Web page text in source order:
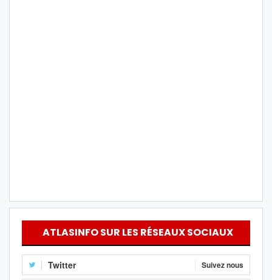
ATLASINFO SUR LES RÉSEAUX SOCIAUX
Twitter Suivez nous